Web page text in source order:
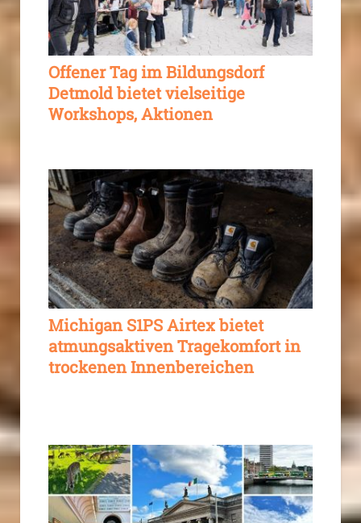
Offener Tag im Bildungsdorf
Detmold bietet vielseitige
Workshops, Aktionen
Michigan S1PS Airtex bietet
atmungsaktiven Tragekomfort in
trockenen Innenbereichen